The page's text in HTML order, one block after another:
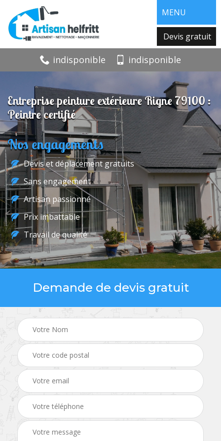
MENU
Devis gratuit
indisponible indisponible
Entreprise peinture extérieure Rigne 79100 :
Peintre certifié
Nos engagements
Devis et déplacement gratuits
Sans engagement
Artisan passionné
Prix imbattable
Travail de qualité
Demande de devis gratuit